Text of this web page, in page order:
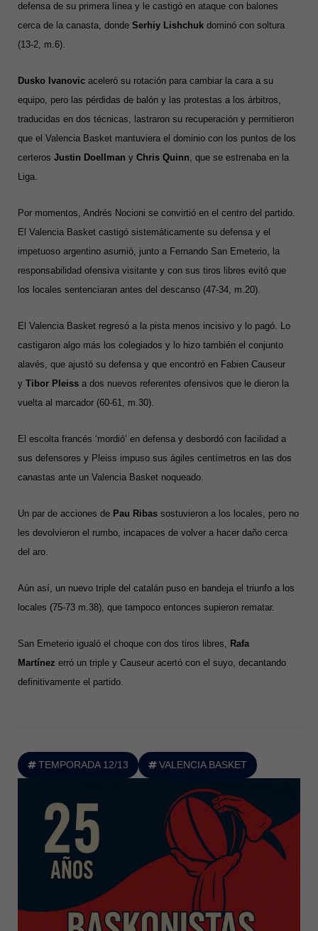
defensa de su primera línea y le castigó en ataque con balones
cerca de la canasta, donde Serhiy Lishchuk dominó con soltura
(13-2, m.6).
Dusko Ivanovic aceleró su rotación para cambiar la cara a su
equipo, pero las pérdidas de balón y las protestas a los árbitros,
traducidas en dos técnicas, lastraron su recuperación y permitieron
que el Valencia Basket mantuviera el dominio con los puntos de los
certeros Justin Doellman y Chris Quinn, que se estrenaba en la
Liga.
Por momentos, Andrés Nocioni se convirtió en el centro del partido.
El Valencia Basket castigó sistemáticamente su defensa y el
impetuoso argentino asumió, junto a Fernando San Emeterio, la
responsabilidad ofensiva visitante y con sus tiros libres evitó que
los locales sentenciaran antes del descanso (47-34, m.20).
El Valencia Basket regresó a la pista menos incisivo y lo pagó. Lo
castigaron algo más los colegiados y lo hizo también el conjunto
alavés, que ajustó su defensa y que encontró en Fabien Causeur
y Tibor Pleiss a dos nuevos referentes ofensivos que le dieron la
vuelta al marcador (60-61, m.30).
El escolta francés ‘mordió’ en defensa y desbordó con facilidad a
sus defensores y Pleiss impuso sus ágiles centímetros en las dos
canastas ante un Valencia Basket noqueado.
Un par de acciones de Pau Ribas sostuvieron a los locales, pero no
les devolvieron el rumbo, incapaces de volver a hacer daño cerca
del aro.
Aún así, un nuevo triple del catalán puso en bandeja el triunfo a los
locales (75-73 m.38), que tampoco entonces supieron rematar.
San Emeterio igualó el choque con dos tiros libres, Rafa
Martínez erró un triple y Causeur acertó con el suyo, decantando
definitivamente el partido.
TEMPORADA 12/13 VALENCIA BASKET